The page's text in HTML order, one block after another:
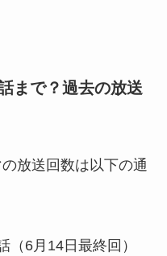
まで？過去の放送
放送回数は以下の通
6月14日最終回）